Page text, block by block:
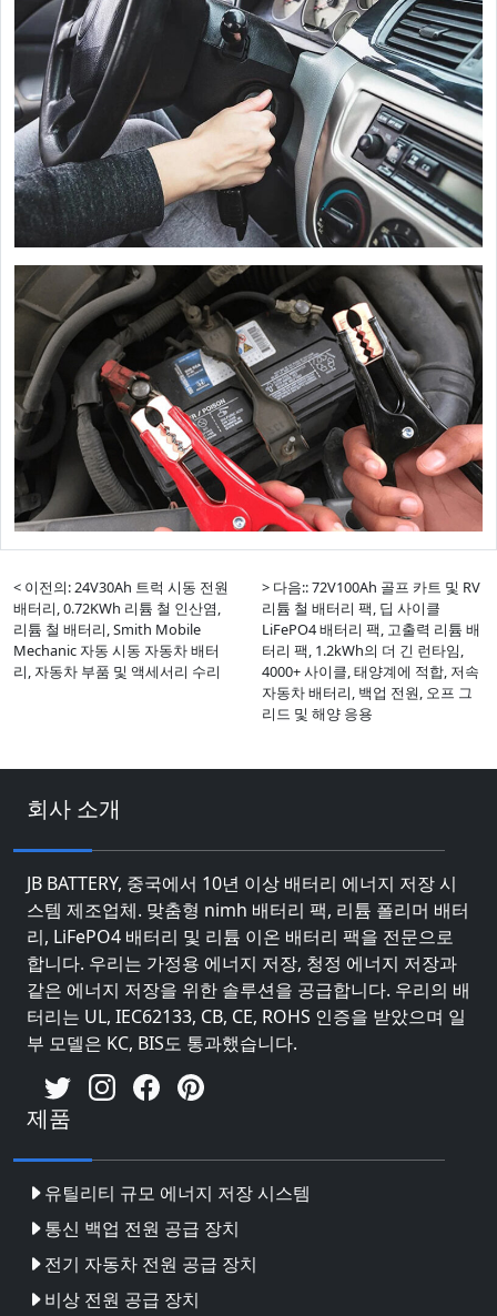
< 이전의: 24V30Ah 트럭 시동 전원
배터리, 0.72KWh 리튬 철 인산염,
리튬 철 배터리, Smith Mobile
Mechanic 자동 시동 자동차 배터
리, 자동차 부품 및 액세서리 수리
> 다음:: 72V100Ah 골프 카트 및 RV
리튬 철 배터리 팩, 딥 사이클
LiFePO4 배터리 팩, 고출력 리튬 배
터리 팩, 1.2kWh의 더 긴 런타임,
4000+ 사이클, 태양계에 적합, 저속
자동차 배터리, 백업 전원, 오프 그
리드 및 해양 응용
회사 소개
JB BATTERY, 중국에서 10년 이상 배터리 에너지 저장 시
스템 제조업체. 맞춤형 nimh 배터리 팩, 리튬 폴리머 배터
리, LiFePO4 배터리 및 리튬 이온 배터리 팩을 전문으로
합니다. 우리는 가정용 에너지 저장, 청정 에너지 저장과
같은 에너지 저장을 위한 솔루션을 공급합니다. 우리의 배
터리는 UL, IEC62133, CB, CE, ROHS 인증을 받았으며 일
부 모델은 KC, BIS도 통과했습니다.
제품
유틸리티 규모 에너지 저장 시스템
통신 백업 전원 공급 장치
전기 자동차 전원 공급 장치
비상 전원 공급 장치